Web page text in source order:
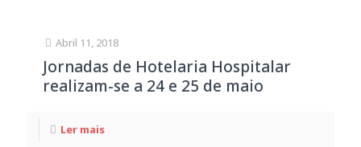
Abril 11, 2018
Jornadas de Hotelaria Hospitalar
realizam-se a 24 e 25 de maio
Ler mais